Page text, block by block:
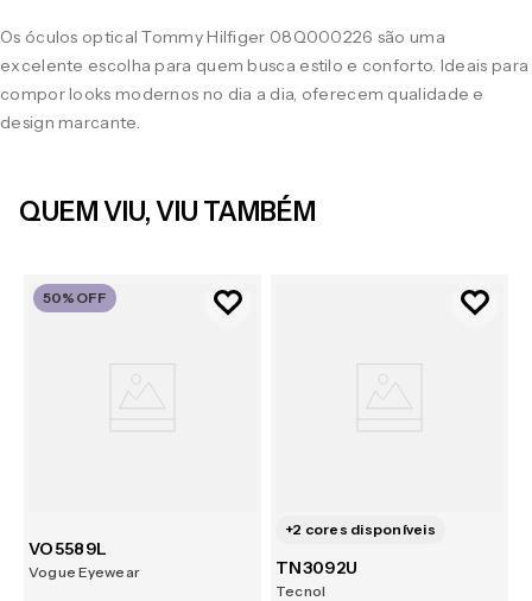
Os óculos optical Tommy Hilfiger 08Q000226 são uma
excelente escolha para quem busca estilo e conforto. Ideais para
compor looks modernos no dia a dia, oferecem qualidade e
design marcante.
QUEM VIU, VIU TAMBÉM
50% OFF
VO5589L
Vogue Eyewear
+2 cores disponíveis
TN3092U
Tecnol